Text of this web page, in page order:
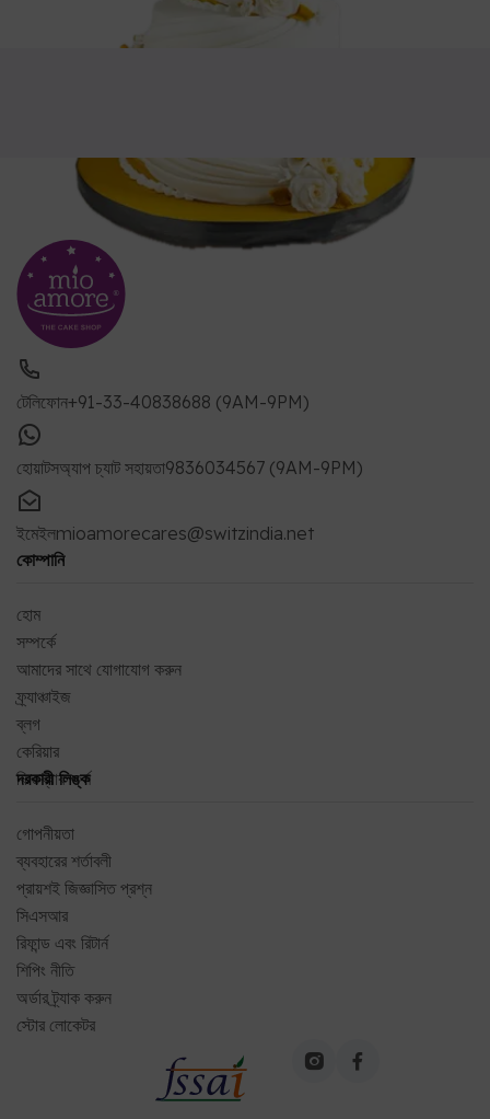
টেলিফোন+91-33-40838688 (9AM-9PM)
হোয়াটসঅ্যাপ চ্যাট সহায়তা9836034567 (9AM-9PM)
ইমেইলmioamorecares@switzindia.net
কোম্পানি
হোম
সম্পর্কে
আমাদের সাথে যোগাযোগ করুন
ফ্র্যাঞ্চাইজ
ব্লগ
কেরিয়ার
ফিডব্যাক ফর্ম
দরকারী লিঙ্ক
গোপনীয়তা
ব্যবহারের শর্তাবলী
প্রায়শই জিজ্ঞাসিত প্রশ্ন
সিএসআর
রিফান্ড এবং রিটার্ন
শিপিং নীতি
অর্ডার ট্র্যাক করুন
স্টোর লোকেটর